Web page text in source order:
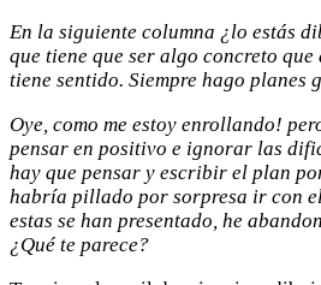
En la siguiente columna ¿lo estás
que tiene que ser algo concreto
tiene sentido. Siempre hago planes
Oye, como me estoy enrollando!
pensar en positivo e ignorar las
hay que pensar y escribir el plan
habría pillado por sorpresa ir con
estas se han presentado, he
¿Qué te parece?